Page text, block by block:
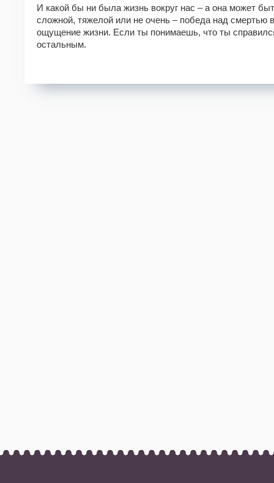
И какой бы ни была жизнь вокруг нас – а она может
сложной, тяжелой или не очень – победа над смертью
ощущение жизни. Если ты понимаешь, что ты
остальным.